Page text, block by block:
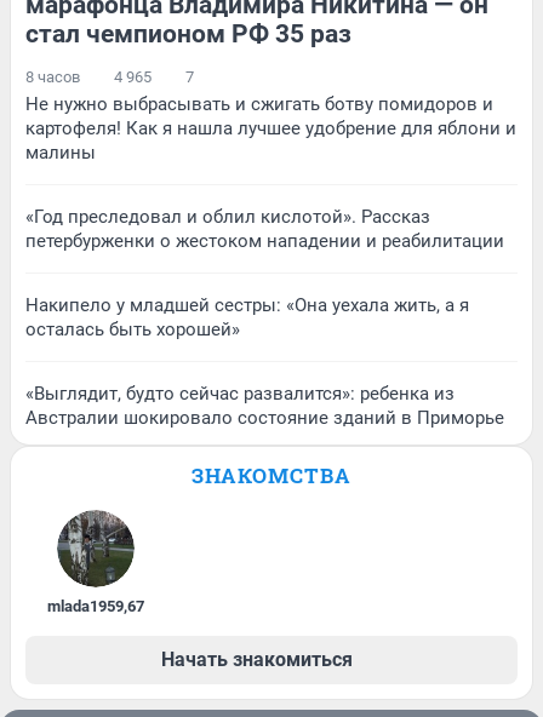
стал чемпионом РФ 35 раз
8 часов 4 965 7
Не нужно выбрасывать и сжигать ботву помидоров и
картофеля! Как я нашла лучшее удобрение для яблони и
малины
«Год преследовал и облил кислотой». Рассказ
петербурженки о жестоком нападении и реабилитации
Накипело у младшей сестры: «Она уехала жить, а я
осталась быть хорошей»
«Выглядит, будто сейчас развалится»: ребенка из
Австралии шокировало состояние зданий в Приморье
ЗНАКОМСТВА
mlada1959,67
Начать знакомиться